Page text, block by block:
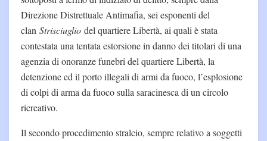
Direzione Distrettuale Antimafia, sei esponenti del
clan Strisciuglio del quartiere Libertà, ai quali è stata
contestata una tentata estorsione in danno dei titolari di una
agenzia di onoranze funebri del quartiere Libertà, la
detenzione ed il porto illegali di armi da fuoco, l’esplosione
di colpi di arma da fuoco sulla saracinesca di un circolo
ricreativo.
Il secondo procedimento stralcio, sempre relativo a soggetti